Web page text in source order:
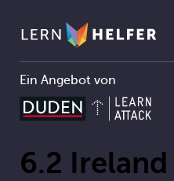
Ein Angebot von
Englisch
6.2 Ireland